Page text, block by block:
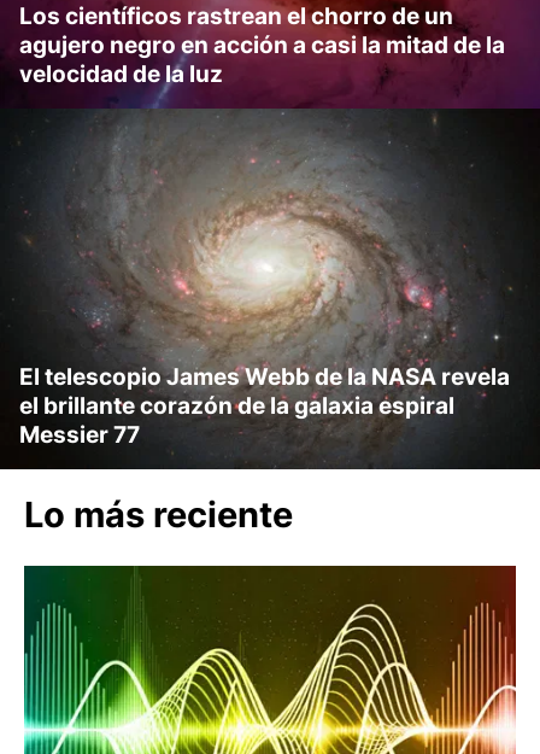
Los científicos rastrean el chorro de un
agujero negro en acción a casi la mitad de la
velocidad de la luz
El telescopio James Webb de la NASA revela
el brillante corazón de la galaxia espiral
Messier 77
Lo más reciente